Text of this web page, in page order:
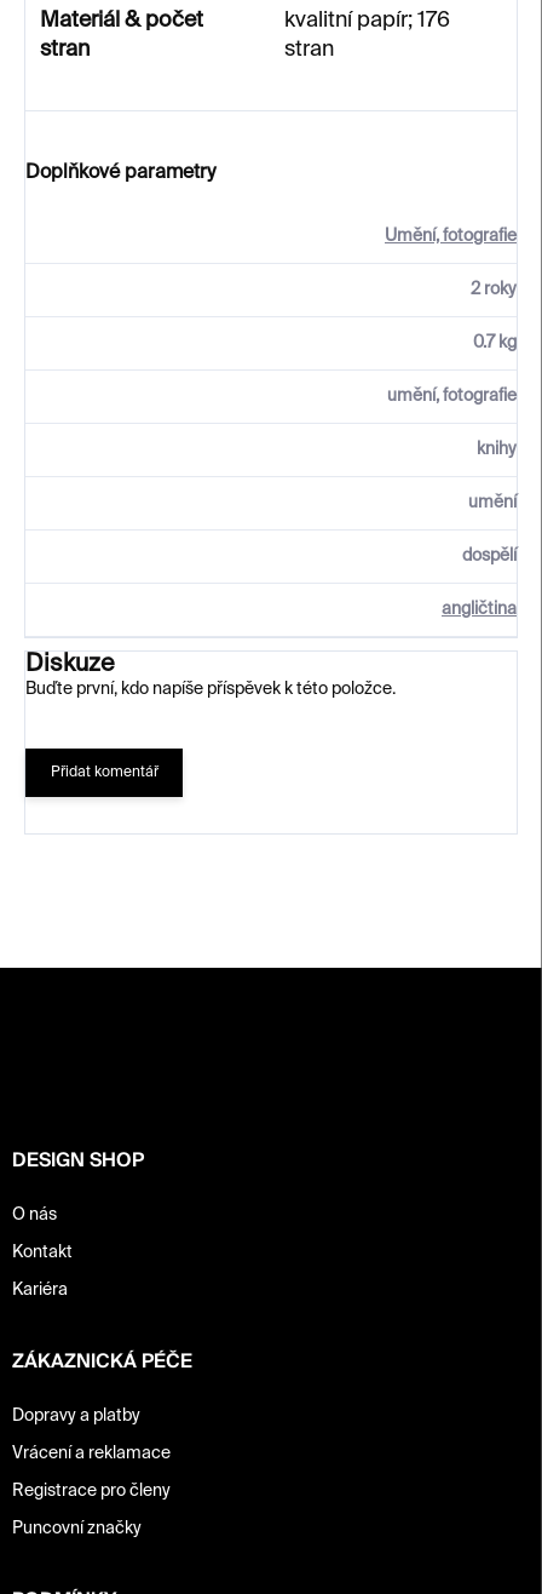
Materiál & počet
stran
kvalitní papír; 176
stran
Doplňkové parametry
Umění, fotografie
2 roky
0.7 kg
umění, fotografie
knihy
umění
dospělí
angličtina
Diskuze
Buďte první, kdo napíše příspěvek k této položce.
Přidat komentář
DESIGN SHOP
O nás
Kontakt
Kariéra
ZÁKAZNICKÁ PÉČE
Dopravy a platby
Vrácení a reklamace
Registrace pro členy
Puncovní značky